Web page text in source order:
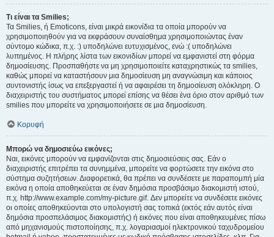
Τι είναι τα Smilies;
Τα Smilies, ή Emoticons, είναι μικρά εικονίδια τα οποία μπορούν να
χρησιμοποιηθούν για να εκφράσουν συναίσθημα χρησιμοποιώντας έναν
σύντομο κώδικα, π.χ. :) υποδηλώνει ευτυχισμένος, ενώ :( υποδηλώνει
λυπημένος. Η πλήρης λίστα των εικονιδίων μπορεί να εμφανιστεί στη φόρμα
δημοσίευσης. Προσπαθήστε να μη χρησιμοποιείτε καταχρηστικώς τα smilies,
καθώς μπορεί να καταστήσουν μια δημοσίευση μη αναγνώσιμη και κάποιος
συντονιστής ίσως να επεξεργαστεί ή να αφαιρέσει τη δημοσίευση ολόκληρη. Ο
διαχειριστής του συστήματος μπορεί επίσης να θέσει ένα όριο στον αριθμό των
smilies που μπορείτε να χρησιμοποιήσετε σε μια δημοσίευση.
Κορυφή
Μπορώ να δημοσιεύω εικόνες;
Ναι, εικόνες μπορούν να εμφανίζονται στις δημοσιεύσεις σας. Εάν ο
διαχειριστής επιτρέπει τα συνημμένα, μπορείτε να φορτώσετε την εικόνα στο
σύστημα συζητήσεων. Διαφορετικά, θα πρέπει να συνδέσετε με παραπομπή μία
εικόνα η οποία αποθηκεύεται σε έναν δημόσια προσβάσιμο διακομιστή ιστού,
π.χ. http://www.example.com/my-picture.gif. Δεν μπορείτε να συνδέσετε εικόνες
οι οποίες αποθηκεύονται στο υπολογιστή σας τοπικά (εκτός εάν αυτός είναι
δημόσια προσπελάσιμος διακομιστής) ή εικόνες που είναι αποθηκευμένες πίσω
από μηχανισμούς πιστοποίησης, π.χ. λογαριασμοί ηλεκτρονικού ταχυδρομείου